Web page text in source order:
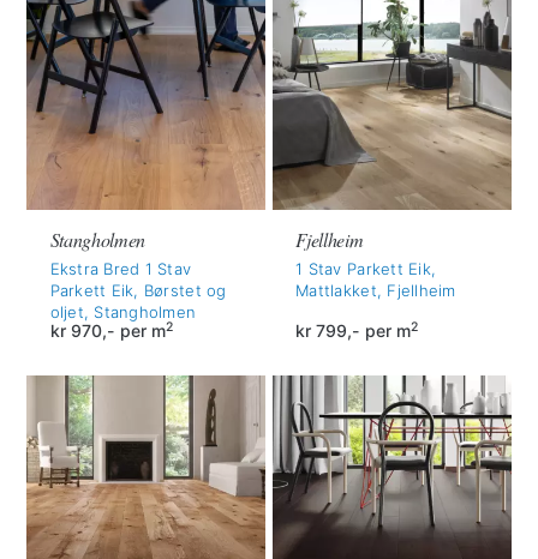
Stangholmen
Ekstra Bred 1 Stav
Parkett Eik, Børstet og
oljet, Stangholmen
kr970,- per m2
Fjellheim
1 Stav Parkett Eik,
Mattlakket, Fjellheim
kr 799,- per m2